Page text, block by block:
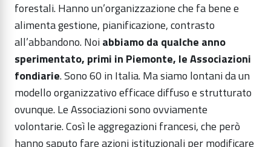
forestali. Hanno un’organizzazione che fa bene e
alimenta gestione, pianificazione, contrasto
all’abbandono. Noiabbiamo da qualche anno
sperimentato, primi in Piemonte, le Associazioni
fondiarie. Sono 60 in Italia. Ma siamo lontani da un
modello organizzativo efficace diffuso e strutturato
ovunque. Le Associazioni sono ovviamente
volontarie. Così le aggregazioni francesi, che però
hanno saputo fare azioni istituzionali per modificare